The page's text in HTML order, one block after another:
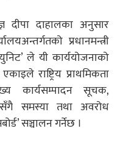
दीपा दाहालका अनुसार
प्रधानमन्त्री
ले यी कार्ययोजनाको
राष्ट्रिय प्राथमिकता
कार्यसम्पादन सूचक,
समस्या तथा अवरोध
सञ्चालन गर्नेछ ।